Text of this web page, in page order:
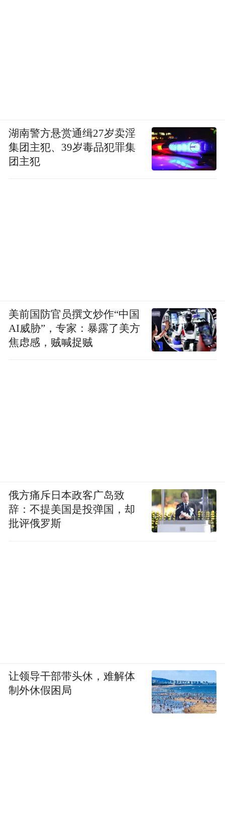
湖南警方悬赏通缉27岁卖淫
集团主犯、39岁毒品犯罪集
团主犯
美前国防官员撰文炒作“中国
AI威胁”，专家：暴露了美方
焦虑感，贼喊捉贼
俄方痛斥日本政客广岛致
辞：不提美国是投弹国，却
批评俄罗斯
让领导干部带头休，难解体
制外休假困局